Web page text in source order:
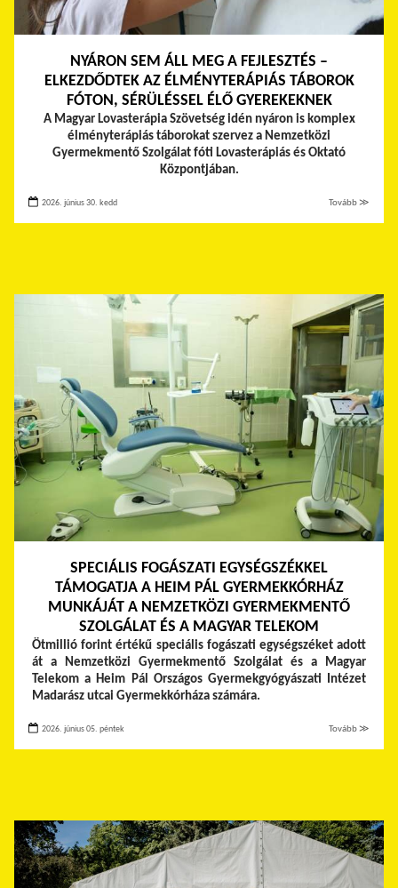
NYÁRON SEM ÁLL MEG A FEJLESZTÉS –
ELKEZDŐDTEK AZ ÉLMÉNYTERÁPIÁS TÁBOROK
FÓTON, SÉRÜLÉSSEL ÉLŐ GYEREKEKNEK
A Magyar Lovasterápia Szövetség idén nyáron is komplex
élményterápiás táborokat szervez a Nemzetközi
Gyermekmentő Szolgálat fóti Lovasterápiás és Oktató
Központjában.
2026. június 30. kedd Tovább ≫
SPECIÁLIS FOGÁSZATI EGYSÉGSZÉKKEL
TÁMOGATJA A HEIM PÁL GYERMEKKÓRHÁZ
MUNKÁJÁT A NEMZETKÖZI GYERMEKMENTŐ
SZOLGÁLAT ÉS A MAGYAR TELEKOM
Ötmillió forint értékű speciális fogászati egységszéket adott
át a Nemzetközi Gyermekmentő Szolgálat és a Magyar
Telekom a Heim Pál Országos Gyermekgyógyászati Intézet
Madarász utcai Gyermekkórháza számára.
2026. június 05. péntek Tovább ≫